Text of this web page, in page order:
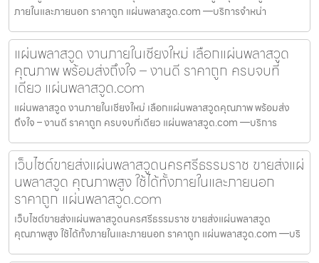
ภายในและภายนอก ราคาถูก แผ่นพลาสวูด.com —บริการจำหน่า
แผ่นพลาสวูด งานภายในเชียงใหม่ เลือกแผ่นพลาสวูด
คุณภาพ พร้อมส่งถึงใจ – งานดี ราคาถูก ครบจบที่
เดียว แผ่นพลาสวูด.com
แผ่นพลาสวูด งานภายในเชียงใหม่ เลือกแผ่นพลาสวูดคุณภาพ พร้อมส่ง
ถึงใจ – งานดี ราคาถูก ครบจบที่เดียว แผ่นพลาสวูด.com —บริการ
เว็บไซต์ขายส่งแผ่นพลาสวูดนครศรีธรรมราช ขายส่งแผ่
นพลาสวูด คุณภาพสูง ใช้ได้ทั้งภายในและภายนอก
ราคาถูก แผ่นพลาสวูด.com
เว็บไซต์ขายส่งแผ่นพลาสวูดนครศรีธรรมราช ขายส่งแผ่นพลาสวูด
คุณภาพสูง ใช้ได้ทั้งภายในและภายนอก ราคาถูก แผ่นพลาสวูด.com —บริ